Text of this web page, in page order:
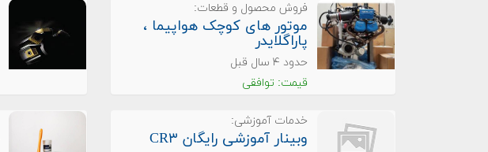
فروش محصول و قطعات:
موتور های کوچک هواپیما ،
پاراگلایدر
حدود ۴ سال قبل
قیمت: توافقی
خدمات آموزشی:
وبینار آموزشی رایگان CR۳